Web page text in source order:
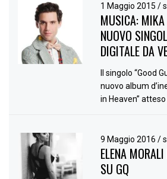
1 Maggio 2015/
MUSICA:
NUOVO
DIGITALE DA
Il singolo “Good
nuovo album
in Heaven”
9 Maggio 2016/
ELENA
SU GQ